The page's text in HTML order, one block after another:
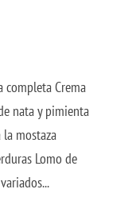
completa Crema
nata y pimienta
la mostaza
Lomo de